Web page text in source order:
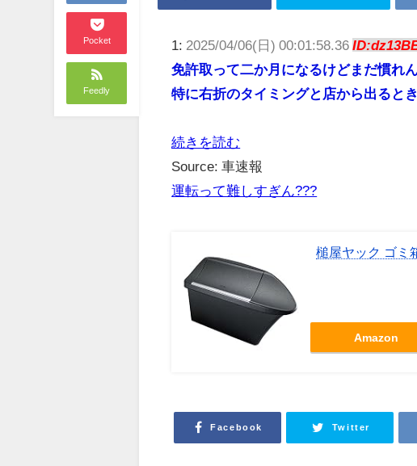
Pocket
Feedly
1: 2025/04/06(日) 00:01:58.36
免許取って二か月になるけどまだ慣れ
特に右折のタイミングと店から出ると
続きを読む
Source: 車速報
運転って難しすぎん???
槌屋ヤック ゴミ
Amazon
Facebook Twitter